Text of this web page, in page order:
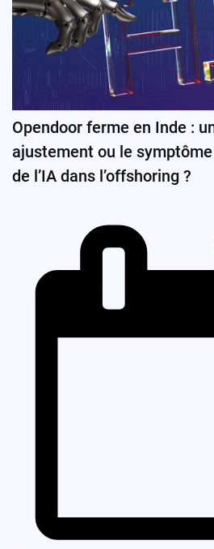
Opendoor ferme en Inde :
ajustement ou le
de l’IA dans l’offshoring ?